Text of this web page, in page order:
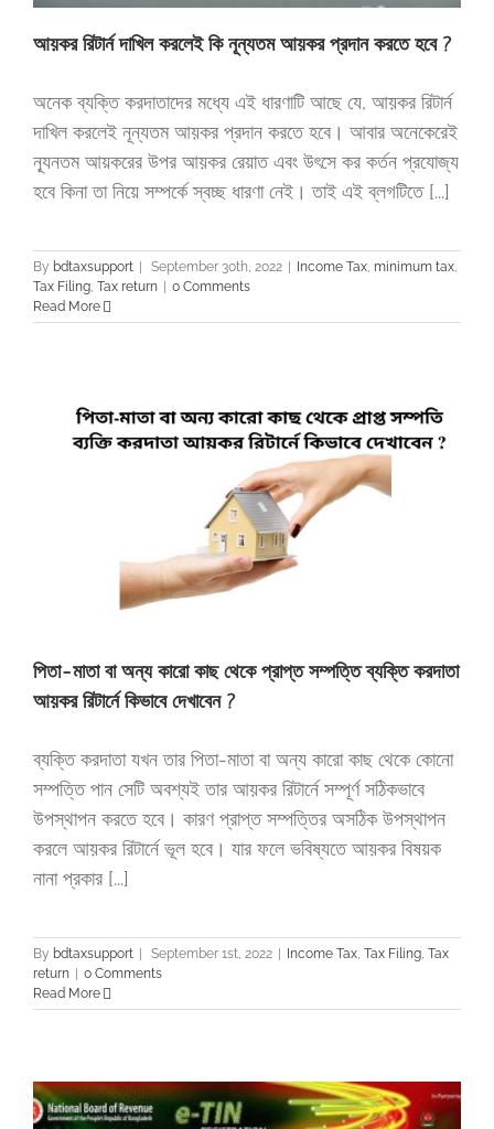
আয়কর রিটার্ন দাখিল করলেই কি নূন্যতম আয়কর প্রদান করতে হবে ?
অনেক ব্যক্তি করদাতাদের মধ্যে এই ধারণাটি আছে যে, আয়কর রিটার্ন
দাখিল করলেই নূন্যতম আয়কর প্রদান করতে হবে। আবার অনেকেরেই
ন্যূনতম আয়করের উপর আয়কর রেয়াত এবং উৎসে কর কর্তন প্রযোজ্য
হবে কিনা তা নিয়ে সম্পর্কে স্বচ্ছ ধারণা নেই। তাই এই ব্লগটিতে [...]
By bdtaxsupport | September 30th, 2022 | Income Tax minimum tax
Tax Filing Tax return | 0 Comments
Read More
পিতা-মাতা বা অন্য কারো কাছ থেকে প্রাপ্ত সম্পত্তি ব্যক্তি করদাতা
আয়কর রিটার্নে কিভাবে দেখাবেন ?
ব্যক্তি করদাতা যখন তার পিতা-মাতা বা অন্য কারো কাছ থেকে কোনো
সম্পত্তি পান সেটি অবশ্যই তার আয়কর রিটার্নে সম্পূর্ণ সঠিকভাবে
উপস্থাপন করতে হবে। কারণ প্রাপ্ত সম্পত্তির অসঠিক উপস্থাপন
করলে আয়কর রিটার্নে ভূল হবে। যার ফলে ভবিষ্যতে আয়কর বিষয়ক
নানা প্রকার [...]
By bdtaxsupport September 1st, 2022 Income Tax, Tax Filing, Tax
return
0 Comments
Read More